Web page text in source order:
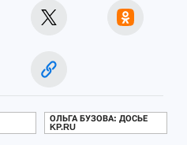
ОЛЬГА БУЗОВА: ДОСЬЕ
KP.RU